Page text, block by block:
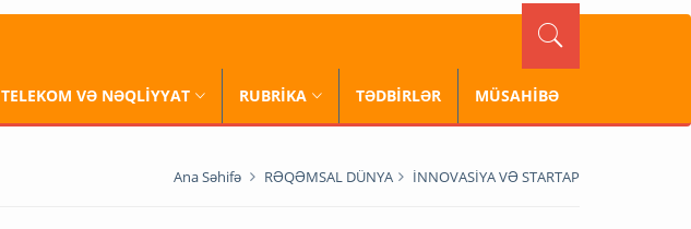
TELEKOM VƏ NƏQLİYYAT RUBRİKA TƏDBİRLƏR MÜSAHİBƏ
Ana Səhifə RƏQƏMSAL DÜNYA İNNOVASİYA VƏ STARTAP